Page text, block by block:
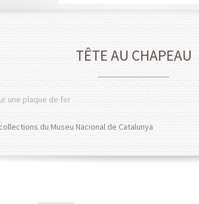
TÊTE AU CHAPEAU
une plaque de fer
du Museu Nacional de Catalunya